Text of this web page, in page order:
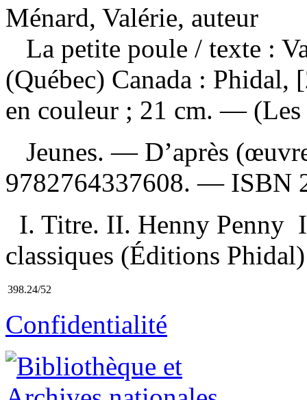
Ménard, Valérie, auteur
La petite poule / texte :
(Québec) Canada :
en couleur ; 21 cm. — (Les
Jeunes. — D’après
9782764337608. — ISBN
I. Titre. II. Henny Penny
classiques (Éditions Phidal)
398.24/52
Confidentialité